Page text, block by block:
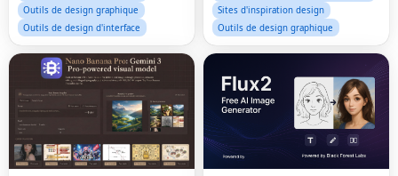
Outils de design graphique
Outils de design d'interface
Sites d'inspiration design
Outils de design graphique